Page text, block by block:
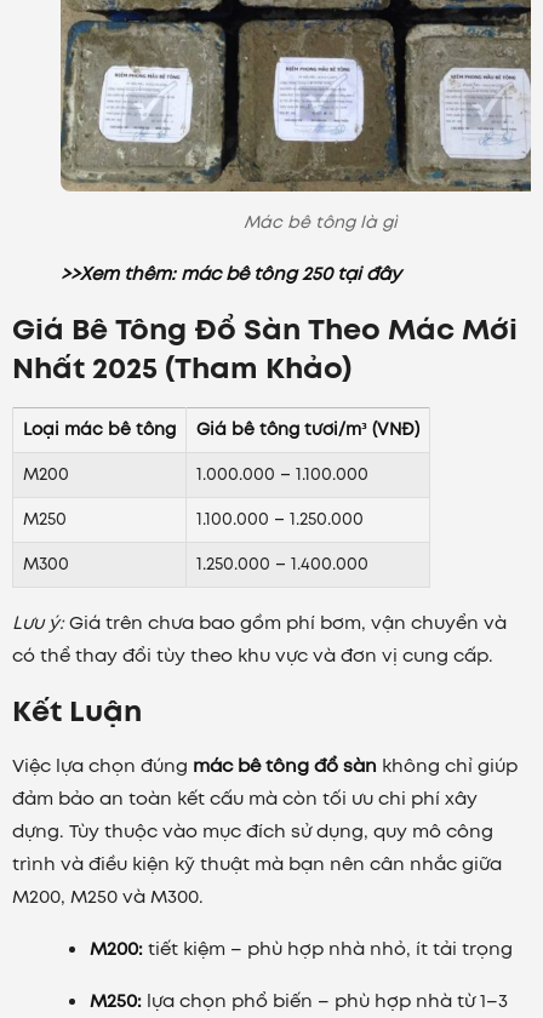
Mác bê tông là gì
>>Xem thêm: mác bê tông 250 tại đây
Giá Bê Tông Đổ Sàn Theo Mác Mới
Nhất 2025 (Tham Khảo)
Loại mác bê tông
Giá bê tông tươi/m³ (VNĐ)
M200
1.000.000 – 1.100.000
M250
1.100.000 – 1.250.000
M300
1.250.000 – 1.400.000
Lưu ý:Giá trên chưa bao gồm phí bơm, vận chuyển và
có thể thay đổi tùy theo khu vực và đơn vị cung cấp.
Kết Luận
Việc lựa chọn đúng mác bê tông đổ sàn không chỉ giúp
đảm bảo an toàn kết cấu mà còn tối ưu chi phí xây
dựng. Tùy thuộc vào mục đích sử dụng, quy mô công
trình và điều kiện kỹ thuật mà bạn nên cân nhắc giữa
M200, M250 và M300.
M200:tiết kiệm – phù hợp nhà nhỏ, ít tải trọng
M250: lựa chọn phổ biến – phù hợp nhà từ 1–3